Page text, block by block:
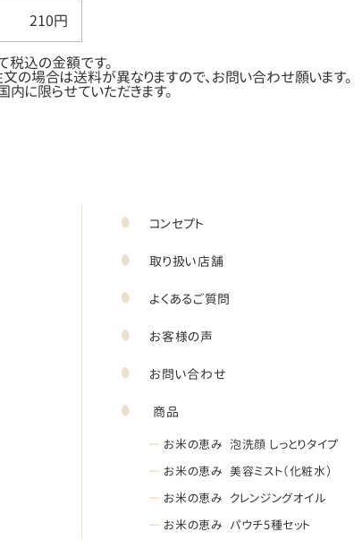
210円
込の金額です。
の場合は送料が異なりますので、お問い合わせ願います。
に限らせていただきます。
コンセプト
取り扱い店舗
よくあるご質問
お客様の声
お問い合わせ
商品
― お米の恵み 泡洗顔 しっとりタイプ
― お米の恵み 美容ミスト（化粧水）
― お米の恵み クレンジングオイル
― お米の恵み パウチ5種セット